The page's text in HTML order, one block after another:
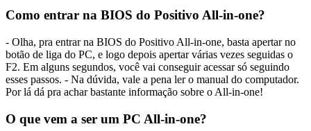
Como entrar na BIOS do Positivo All-in-one?
- Olha, pra entrar na BIOS do Positivo All-in-one, basta apertar no
botão de liga do PC, e logo depois apertar várias vezes seguidas o
F2. Em alguns segundos, você vai conseguir acessar só seguindo
esses passos. - Na dúvida, vale a pena ler o manual do computador.
Por lá dá pra achar bastante informação sobre o All-in-one!
O que vem a ser um PC All-in-one?